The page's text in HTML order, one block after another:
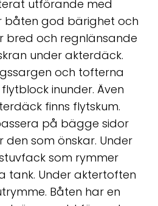
utförande med
båten god bärighet och
bred och regnlänsande
under akterdäck.
och tofterna
inunder. Även
finns flytskum.
på bägge sidor
som önskar. Under
som rymmer
tank. Under aktertoften
Båten har en